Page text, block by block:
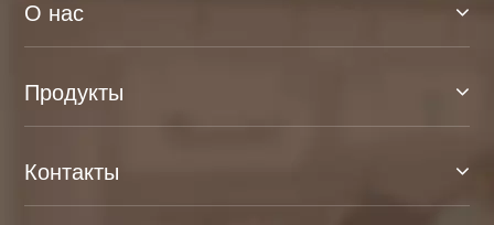
О нас
Продукты
Контакты